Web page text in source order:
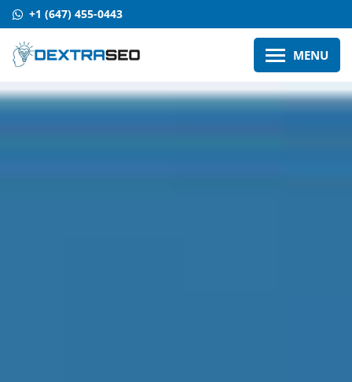
+1 (647) 455-0443
MENU